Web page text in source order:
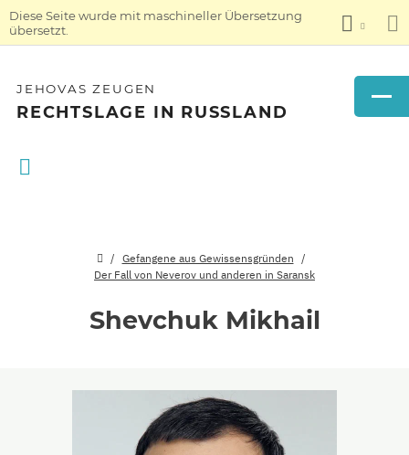
Diese Seite wurde mit maschineller Übersetzung
übersetzt.
JEHOVAS ZEUGEN
RECHTSLAGE IN RUSSLAND
Gefangene aus Gewissensgründen
Der Fall von Neverov und anderen in Saransk
Shevchuk Mikhail